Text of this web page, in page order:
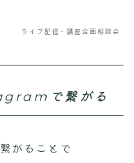
ライブ配信・講座企画相談会
で繋がる
がることで